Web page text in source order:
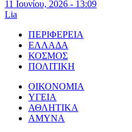
11 Ιουνίου, 2026 - 13:09
Lia
ΠΕΡΙΦΕΡΕΙΑ
ΕΛΛΑΔΑ
ΚΟΣΜΟΣ
ΠΟΛΙΤΙΚΗ
ΟΙΚΟΝΟΜΙΑ
ΥΓΕΙΑ
ΑΘΛΗΤΙΚΑ
ΑΜΥΝΑ